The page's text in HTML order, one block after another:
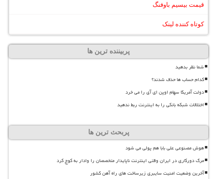
قیمت بیسیم باوفنگ
کوتاه کننده لینک
پربیننده ترین ها
شما نظر بدهید
کدام حساب ها حذف شدند؟
دولت آمریکا سهام اوپن ای آی را می خرد
اختلالات شبکه بانکی را به اینترنت ربط ندهید
پربحث ترین ها
هوش مصنوعی علی بابا هم پولی می شود
مرگ دورکاری در ایران وقتی اینترنت ناپایدار متخصصان را وادار به کوچ کرد
آخرین وضعیت امنیت سایبری زیرساخت های راه آهن کشور